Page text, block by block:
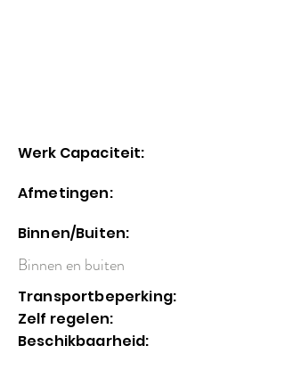
Werk Capaciteit:
Afmetingen:
Binnen/Buiten:
Binnen en buiten
Transportbeperking:
Zelf regelen:
Beschikbaarheid: